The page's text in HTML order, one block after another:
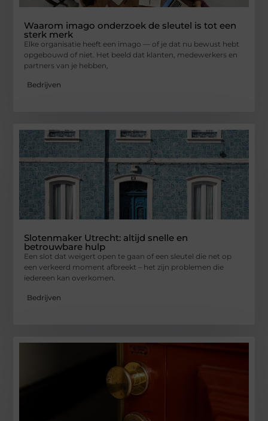
Waarom imago onderzoek de sleutel is tot een
sterk merk
Elke organisatie heeft een imago — of je dat nu bewust hebt
opgebouwd of niet. Het beeld dat klanten, medewerkers en
partners van je hebben,
Bedrijven
Slotenmaker Utrecht: altijd snelle en
betrouwbare hulp
Een slot dat weigert open te gaan of een sleutel die net op
een verkeerd moment afbreekt – het zijn problemen die
iedereen kan overkomen.
Bedrijven